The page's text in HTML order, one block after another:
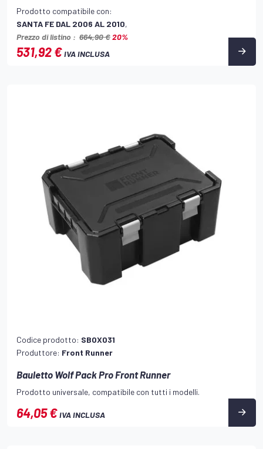
Prodotto compatibile con:
SANTA FE DAL 2006 AL 2010,
Prezzo di listino : 664,90 €20%
531,92 €IVA INCLUSA
Codice prodotto: SBOX031
Produttore: Front Runner
Bauletto Wolf Pack Pro Front Runner
Prodotto universale, compatibile con tutti i modelli.
64,05 €IVA INCLUSA